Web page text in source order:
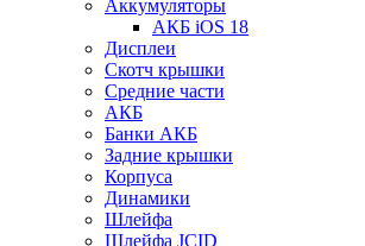
Аккумуляторы
АКБ iOS 18
Дисплеи
Скотч крышки
Средние части
АКБ
Банки АКБ
Задние крышки
Корпуса
Динамики
Шлейфа
Шлейфа JCID